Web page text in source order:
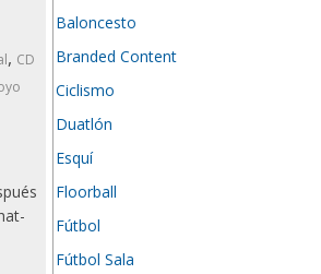
, CD
Baloncesto
Branded Content
Ciclismo
Duatlón
Esquí
Floorball
Fútbol
Fútbol Sala